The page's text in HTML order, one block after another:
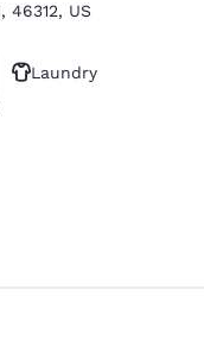
, 46312, US
Laundry